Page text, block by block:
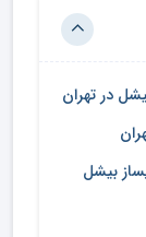
در تهران
بیشل